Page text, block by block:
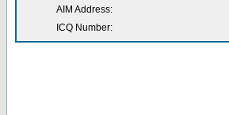
AIM Address:
ICQ Number: